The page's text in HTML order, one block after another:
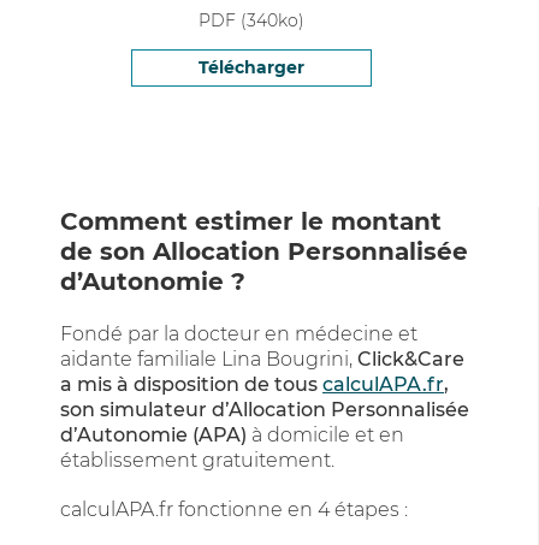
PDF (340ko)
Télécharger
Comment estimer le montant
de son Allocation Personnalisée
d’Autonomie ?
Fondé par la docteur en médecine et
aidante familiale Lina Bougrini, Click&Care
a mis à disposition de tous calculAPA.fr,
son simulateur d’Allocation Personnalisée
d’Autonomie (APA) à domicile et en
établissement gratuitement.
calculAPA.fr fonctionne en 4 étapes :